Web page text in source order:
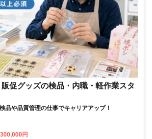
促グッズの検品・内職・軽作業スタ
品や品質管理の仕事でキャリアアップ！
円